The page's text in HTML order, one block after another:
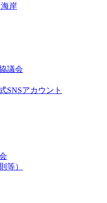
岸
議会
SNSアカウント
等）